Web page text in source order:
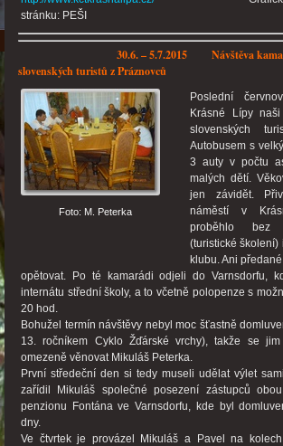
stránku: PEŠI
30.6. – 5.7.2015 Návštěva
slovenských turistů z Práznovců
Foto: M. Peterka
Poslední
Krásné Lípy
slovenských
Autobusem s
3 auty v počtu
malých dětí.
jen závidět.
náměstí v
proběhlo bez
(turistické
klubu. Ani
opětovat. Po té kamarádi odjeli do Varnsdorfu,
internátu střední školy, a to včetně polopenze s
20 hod.
Bohužel termín návštěvy nebyl moc šťastně
13. ročníkem Cyklo Žďárské vrchy), takže se
omezeně věnovat Mikuláš Peterka.
První středeční den si tedy museli udělat výlet
zařídil Mikuláš společné posezení zástupců
penzionu Fontána ve Varnsdorfu, kde byl
dny.
Ve čtvrtek je provázel Mikuláš a Pavel na